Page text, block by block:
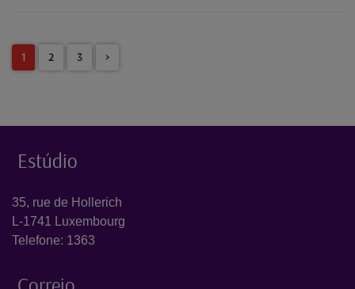
1 2 3 >
Estúdio
35, rue de Hollerich
L-1741 Luxembourg
Telefone: 1363